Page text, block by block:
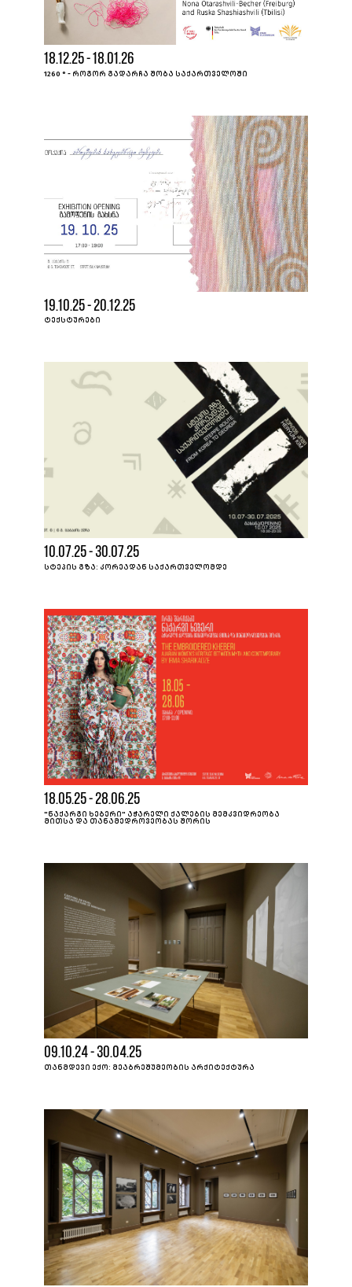
18.12.25 - 18.01.26
1260 ° - ᲠᲝᲒᲝᲠ ᲒᲐᲓᲐᲠᲩᲐ ᲨᲝᲑᲐ ᲡᲐᲥᲐᲠᲗᲕᲔᲚᲝᲨᲘ
19.10.25 - 20.12.25
ᲢᲔᲥᲡᲢᲣᲠᲔᲑᲘ
10.07.25 - 30.07.25
ᲡᲢᲔᲞᲘᲡ ᲒᲖᲐ: ᲙᲝᲠᲔᲐᲓᲐᲜ ᲡᲐᲥᲐᲠᲗᲕᲔᲚᲝᲛᲓᲔ
18.05.25 - 28.06.25
"ᲜᲐᲥᲐᲠᲒᲘ ᲮᲔᲑᲔᲠᲘ" ᲐᲭᲐᲠᲔᲚᲘ ᲥᲐᲚᲔᲑᲘᲡ ᲛᲔᲛᲙᲕᲘᲓᲠᲔᲝᲑᲐ
ᲛᲘᲗᲡᲐ ᲓᲐ ᲗᲐᲜᲐᲛᲔᲓᲠᲝᲕᲔᲝᲑᲐᲡ ᲨᲝᲠᲘᲡ
09.10.24 - 30.04.25
ᲗᲐᲜᲛᲓᲔᲕᲘ ᲔᲥᲝ: ᲛᲔᲐᲑᲠᲔᲨᲣᲛᲔᲝᲑᲘᲡ ᲐᲠᲥᲘᲢᲔᲥᲢᲣᲠᲐ